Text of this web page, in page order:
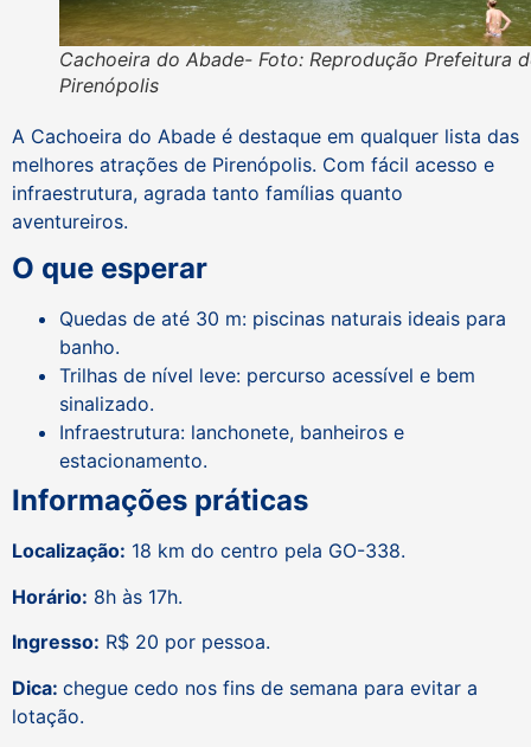
Cachoeira do Abade- Foto: Reprodução Prefeitura
Pirenópolis
A Cachoeira do Abade é destaque em qualquer lista das
melhores atrações de Pirenópolis. Com fácil acesso e
infraestrutura, agrada tanto famílias quanto
aventureiros.
O que esperar
Quedas de até 30 m: piscinas naturais ideais para
banho.
Trilhas de nível leve: percurso acessível e bem
sinalizado.
Infraestrutura: lanchonete, banheiros e
estacionamento.
Informações práticas
Localização: 18 km do centro pela GO-338.
Horário: 8h às 17h.
Ingresso: R$ 20 por pessoa.
Dica: chegue cedo nos fins de semana para evitar a
lotação.